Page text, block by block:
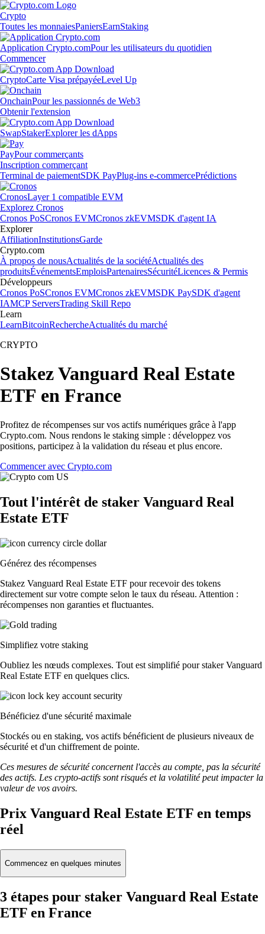
Crypto
Toutes les monnaiesPaniersEarnStaking
Application Crypto.comPour les utilisateurs du quotidien
Commencer
CryptoCarte Visa prépayéeLevel Up
OnchainPour les passionnés de Web3
Obtenir l'extension
SwapStakerExplorer les dApps
PayPour commerçants
Inscription commerçant
Terminal de paiementSDK PayPlug-ins e-commercePrédictions
CronosLayer 1 compatible EVM
Explorez Cronos
Cronos PoSCronos EVMCronos zkEVMSDK d'agent IA
Explorer
AffiliationInstitutionsGarde
Crypto.com
À propos de nousActualités de la sociétéActualités des
produitsÉvénementsEmploisPartenairesSécuritéLicences & Permis
Développeurs
Cronos PoSCronos EVMCronos zkEVMSDK PaySDK d'agent
IAMCP ServersTrading Skill Repo
Learn
LearnBitcoinRechercheActualités du marché
CRYPTO
Stakez Vanguard Real Estate
ETF en France
Profitez de récompenses sur vos actifs numériques grâce à l'app
Crypto.com. Nous rendons le staking simple : développez vos
positions, participez à la validation du réseau et plus encore.
Commencer avec Crypto.com
Tout l'intérêt de staker Vanguard Real
Estate ETF
Générez des récompenses
Stakez Vanguard Real Estate ETF pour recevoir des tokens
directement sur votre compte selon le taux du réseau. Attention :
récompenses non garanties et fluctuantes.
Simplifiez votre staking
Oubliez les nœuds complexes. Tout est simplifié pour staker Vanguard
Real Estate ETF en quelques clics.
Bénéficiez d'une sécurité maximale
Stockés ou en staking, vos actifs bénéficient de plusieurs niveaux de
sécurité et d'un chiffrement de pointe.
Ces mesures de sécurité concernent l'accès au compte, pas la sécurité
des actifs. Les crypto-actifs sont risqués et la volatilité peut impacter la
valeur de vos avoirs.
Prix Vanguard Real Estate ETF en temps
réel
Commencez en quelques minutes
3 étapes pour staker Vanguard Real Estate
ETF en France